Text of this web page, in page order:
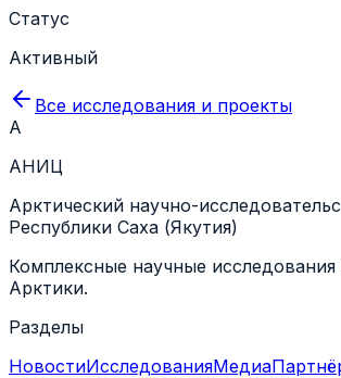
Статус
Активный
Все исследования и проекты
А
АНИЦ
Арктический научно-
Республики Саха (Якутия)
Комплексные научные исследования
Арктики.
Разделы
НовостиИсследованияМедиа